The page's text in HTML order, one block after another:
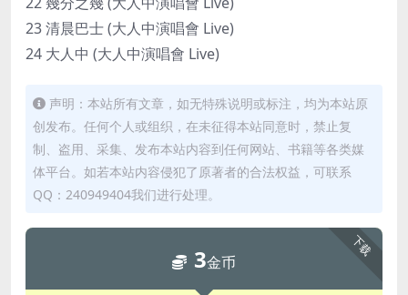
23 清晨巴士 (大人中演唱會 Live)
24 大人中 (大人中演唱會 Live)
声明：本站所有文章，如无特殊说明或标注，均为本站原
创发布。任何个人或组织，在未征得本站同意时，禁止复
制、盗用、采集、发布本站内容到任何网站、书籍等各类媒
体平台。如若本站内容侵犯了原著者的合法权益，可联系
QQ：240949404我们进行处理。
下载
3金币